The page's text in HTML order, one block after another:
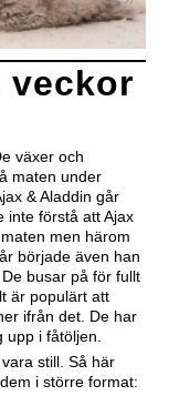
veckor
växer och
maten under
& Aladdin går
inte förstå att Ajax
men härom
började även han
busar på för fullt
är populärt att
ifrån det. De har
upp i fåtöljen.
still. Så här
i större format: